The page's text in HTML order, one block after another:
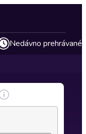
Nedávno prehrávané